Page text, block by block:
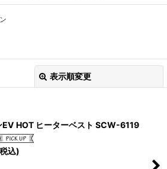
表示順変更
EV HOT ヒーターベスト SCW-6119
込)